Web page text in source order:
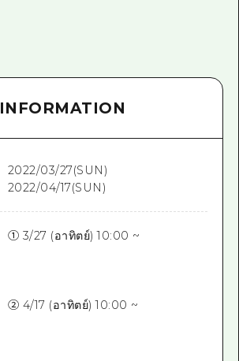
INFORMATION
2022/03/27(SUN)
2022/04/17(SUN)
① 3/27 (อาทิตย์) 10:00 ~
② 4/17 (อาทิตย์) 10:00 ~